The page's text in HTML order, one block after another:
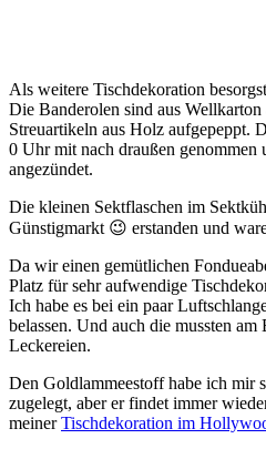
Als weitere Tischdekoration
Die Banderolen sind aus
Streuartikeln aus Holz aufgepeppt.
0 Uhr mit nach draußen genommen
angezündet.
Die kleinen Sektflaschen im
Günstigmarkt 😉 erstanden und
Da wir einen gemütlichen
Platz für sehr aufwendige
Ich habe es bei ein paar
belassen. Und auch die mussten
Leckereien.
Den Goldlammeestoff habe ich mir
zugelegt, aber er findet immer
meinerTischdekoration im